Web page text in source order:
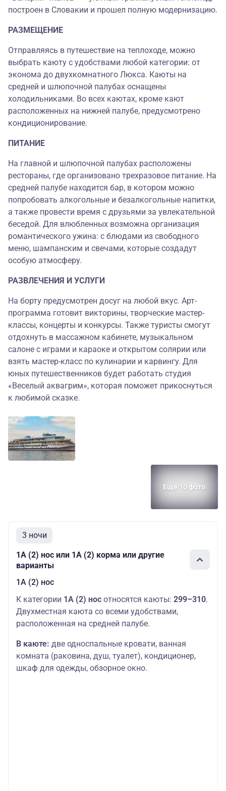
построен в Словакии и прошел полную модернизацию.
РАЗМЕЩЕНИЕ
Отправляясь в путешествие на теплоходе, можно
выбрать каюту с удобствами любой категории: от
эконома до двухкомнатного Люкса. Каюты на
средней и шлюпочной палубах оснащены
холодильниками. Во всех каютах, кроме кают
расположенных на нижней палубе, предусмотрено
кондиционирование.
ПИТАНИЕ
На главной и шлюпочной палубах расположены
рестораны, где организовано трехразовое питание. На
средней палубе находится бар, в котором можно
попробовать алкогольные и безалкогольные напитки,
а также провести время с друзьями за увлекательной
беседой. Для влюбленных возможна организация
романтического ужина: с блюдами из свободного
меню, шампанским и свечами, которые создадут
особую атмосферу.
РАЗВЛЕЧЕНИЯ И УСЛУГИ
На борту предусмотрен досуг на любой вкус. Арт-
программа готовит викторины, творческие мастер-
классы, концерты и конкурсы. Также туристы смогут
отдохнуть в массажном кабинете, музыкальном
салоне с играми и караоке и открытом солярии или
взять мастер-класс по кулинарии и карвингу. Для
юных путешественников будет работать студия
«Веселый аквагрим», которая поможет прикоснуться
к любимой сказке.
Еще 10 фото
3 ночи
1А (2) нос или 1А (2) корма или другие
варианты
1А (2) нос
К категории 1А (2) нос относятся каюты: 299–310.
Двухместная каюта со всеми удобствами,
расположенная на средней палубе.
В каюте: две односпальные кровати, ванная
комната (раковина, душ, туалет), кондиционер,
шкаф для одежды, обзорное окно.